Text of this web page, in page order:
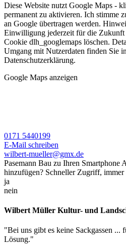
Diese Website nutzt Google Maps -
permanent zu aktivieren. Ich stimme
an Google übertragen werden.
Einwilligung jederzeit für die Zukunft
Cookie dlh_googlemaps löschen.
Umgang mit Nutzerdaten finden Sie
Datenschutzerklärung.
Google Maps anzeigen
0171 5440199
E-Mail schreiben
wilbert-mueller@gmx.de
Pasemann Bau zu Ihren Smartphone
hinzufügen? Schneller Zugriff, immer
ja
nein
Wilbert Müller Kultur- und
"Bei uns gibt es keine Sackgassen ...
Lösung."